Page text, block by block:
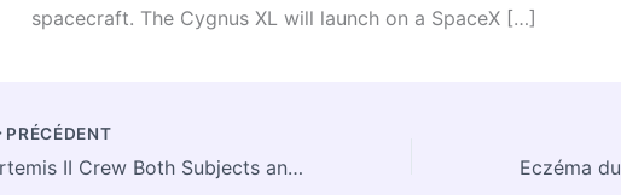
spacecraft. The Cygnus XL will launch on a SpaceX […]
PRÉCÉDENT
Artemis II Crew Both Subjects and Scientists in NASA Deep Space Research